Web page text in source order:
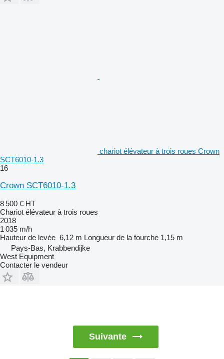
chariot élévateur à trois roues Crown
SCT6010-1.3
16
Crown SCT6010-1.3
8 500 € HT
Chariot élévateur à trois roues
2018
1 035 m/h
Hauteur de levée 6,12 m Longueur de la fourche 1,15 m
Pays-Bas, Krabbendijke
West Equipment
Contacter le vendeur
Suivante